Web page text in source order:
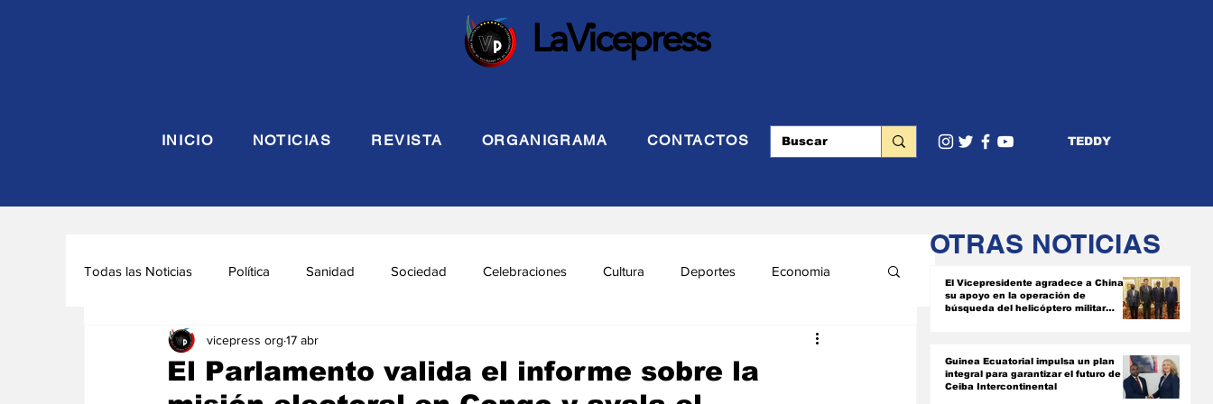
LaVicepress
INICIO NOTICIAS REVISTA ORGANIGRAMA CONTACTOS TEDDY
Todas las Noticias Política Sanidad Sociedad Celebraciones Cultura Deportes Economia
Seguridad y Defensa Turismo INTERIOR
El Parlamento valida el informe sobre la
vicepress org 17 abr
OTRAS NOTICIAS
El Vicepresidente agradece a China
su apoyo en la operación de
búsqueda del helicóptero militar
Guinea Ecuatorial impulsa un plan
integral para garantizar el futuro de
Ceiba Intercontinental